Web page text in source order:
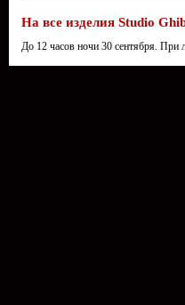
На все изделия Studio
До 12 часов ночи 30 сентября. При